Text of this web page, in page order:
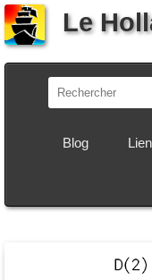
Le
Blog